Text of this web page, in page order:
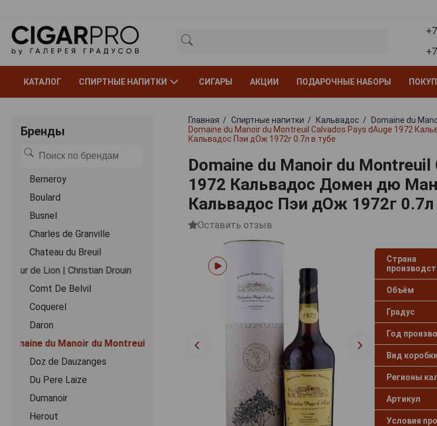
КАТАЛОГ СПИРТНЫЕ НАПИТКИ СИГАРЫ АКЦИИ ПОДАРОЧНЫЕ НАБОРЫ
Бренды
Berneroy
Boulard
Busnel
Charles de Granville
Chateau du Breuil
Coeur de Lion | Christian Drouin
Comt De Belvil
Coquerel
Daron
Domaine du Manoir du Montreuil
Doz de Dauzanges
Du Pere Laize
Dumanoir
Herout
Главная Спиртные напитки Кальвадос
Domaine du
Domaine du Manoir du Montreuil Calvados Pays dAuge 1972
Кальвадос Пэи дОж 1972г 0.7л в тубе
Domaine du Manoir du Montreuil
1972 Кальвадос Домен дю
Кальвадос Пэи дОж 1972г 0.7л
Оставить отзыв
Страна
Объём
Градус
Год
Вид коробки
Регионы
Артикул
Условия